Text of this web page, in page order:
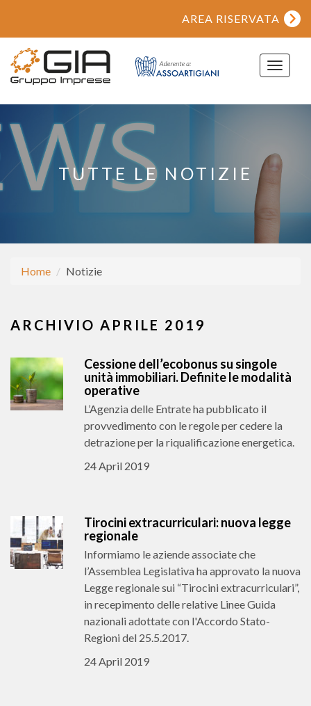
AREA RISERVATA
Toggle
TUTTE LE NOTIZIE
Home Notizie
ARCHIVIO APRILE 2019
Cessione dell’ecobonus su singole
unità immobiliari. Definite le modalità
operative
L’Agenzia delle Entrate ha pubblicato il
provvedimento con le regole per cedere la
detrazione per la riqualificazione energetica.
24 April 2019
Tirocini extracurriculari: nuova legge
regionale
Informiamo le aziende associate che
l’Assemblea Legislativa ha approvato la nuova
Legge regionale sui “Tirocini extracurriculari”,
in recepimento delle relative Linee Guida
nazionali adottate con l'Accordo Stato-
Regioni del 25.5.2017.
24 April 2019